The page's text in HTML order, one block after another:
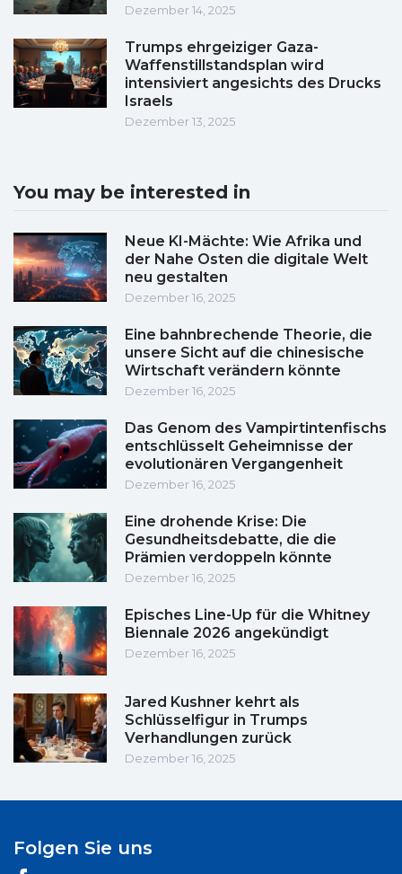
Dezember 14, 2025
Trumps ehrgeiziger Gaza-
Waffenstillstandsplan wird
intensiviert angesichts des Drucks
Israels
Dezember 13, 2025
You may be interested in
Neue KI-Mächte: Wie Afrika und
der Nahe Osten die digitale Welt
neu gestalten
Dezember 16, 2025
Eine bahnbrechende Theorie, die
unsere Sicht auf die chinesische
Wirtschaft verändern könnte
Dezember 16, 2025
Das Genom des Vampirtintenfischs
entschlüsselt Geheimnisse der
evolutionären Vergangenheit
Dezember 16, 2025
Eine drohende Krise: Die
Gesundheitsdebatte, die die
Prämien verdoppeln könnte
Dezember 16, 2025
Episches Line-Up für die Whitney
Biennale 2026 angekündigt
Dezember 16, 2025
Jared Kushner kehrt als
Schlüsselfigur in Trumps
Verhandlungen zurück
Dezember 16, 2025
Folgen Sie uns